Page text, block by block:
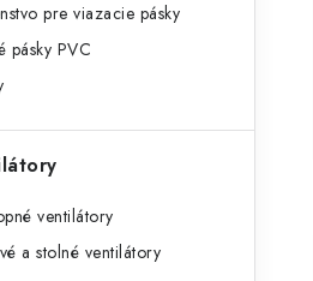
pre viazacie pásky
pásky PVC
ventilátory
a stolné ventilátory